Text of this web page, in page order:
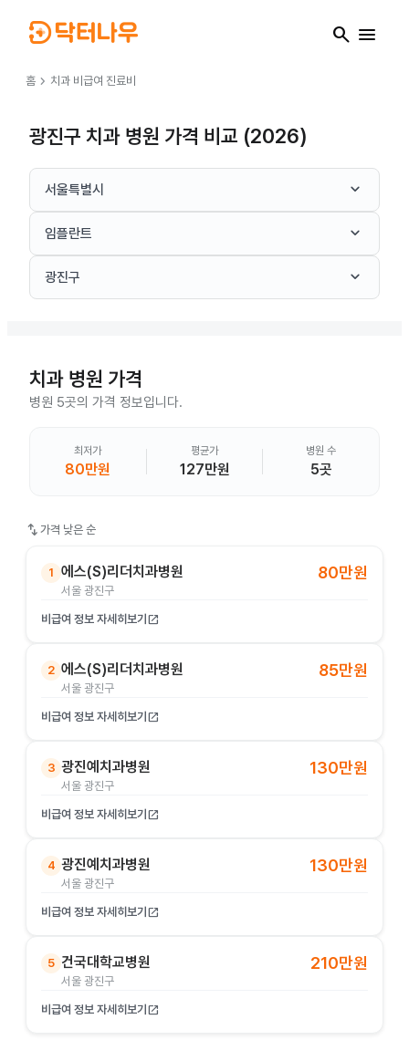
search menu
홈 chevron_right 치과 비급여 진료비
광진구 치과 병원 가격 비교 (2026)
서울특별시 keyboard_arrow_down
임플란트 keyboard_arrow_down
광진구 keyboard_arrow_down
치과 병원 가격
병원 5곳의 가격 정보입니다.
최저가
80만원
평균가
127만원
병원 수
5곳
swap_vert 가격 낮은 순
1 에스(S)리더치과병원
서울 광진구
80만원
비급여 정보 자세히보기 open_in_new
2 에스(S)리더치과병원
서울 광진구
85만원
비급여 정보 자세히보기 open_in_new
3 광진예치과병원
서울 광진구
130만원
비급여 정보 자세히보기 open_in_new
4 광진예치과병원
서울 광진구
130만원
비급여 정보 자세히보기 open_in_new
5 건국대학교병원
서울 광진구
210만원
비급여 정보 자세히보기 open_in_new